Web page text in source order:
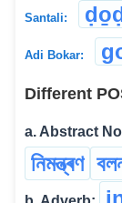
Santali:
Adi Bokar:
Different
a. Abstract
নিমন্ত্ৰণ